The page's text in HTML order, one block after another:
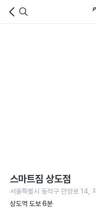
스마트짐 상도점
서울특별시 동작구 만양로 14,
상도역 도보 6분